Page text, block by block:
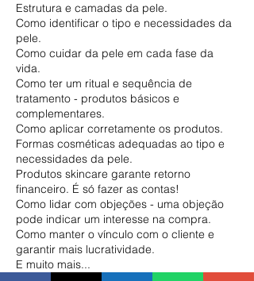
Estrutura e camadas da pele.
Como identificar o tipo e necessidades da
pele.
Como cuidar da pele em cada fase da
vida.
Como ter um ritual e sequência de
tratamento - produtos básicos e
complementares.
Como aplicar corretamente os produtos.
Formas cosméticas adequadas ao tipo e
necessidades da pele.
Produtos skincare garante retorno
financeiro. É só fazer as contas!
Como lidar com objeções - uma objeção
pode indicar um interesse na compra.
Como manter o vínculo com o cliente e
garantir mais lucratividade.
E muito mais...